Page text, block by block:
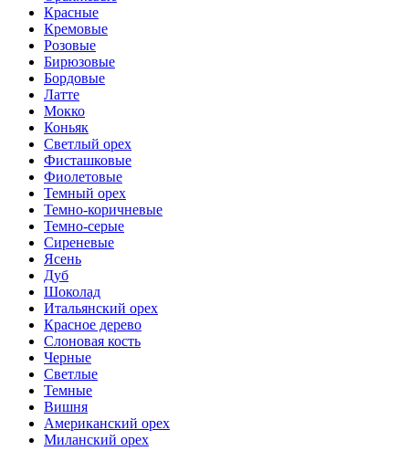
Красные
Кремовые
Розовые
Бирюзовые
Бордовые
Латте
Мокко
Коньяк
Светлый орех
Фисташковые
Фиолетовые
Темный орех
Темно-коричневые
Темно-серые
Сиреневые
Ясень
Дуб
Шоколад
Итальянский орех
Красное дерево
Слоновая кость
Черные
Светлые
Темные
Вишня
Американский орех
Миланский орех